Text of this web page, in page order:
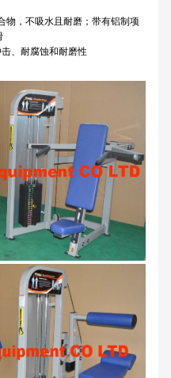
物，不吸水且耐磨；带有铝制项
、耐腐蚀和耐磨性